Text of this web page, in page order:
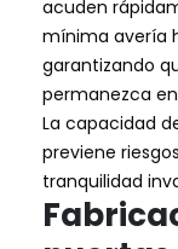
acuden
mínima avería
garantizando
permanezca
La capacidad
previene
tranquilidad